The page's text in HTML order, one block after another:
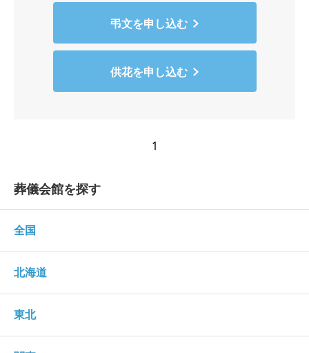
弔文を申し込む
供花を申し込む
1
葬儀会館を探す
全国
北海道
東北